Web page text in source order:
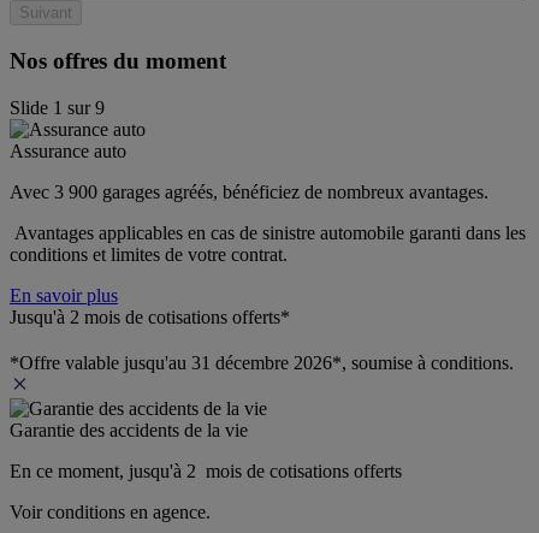
Suivant
Nos offres du moment
Slide 1 sur9
Assurance auto
Avec 3 900 garages agréés, bénéficiez de nombreux avantages.
Avantages applicables en cas de sinistre automobile garanti dans les
conditions et limites de votre contrat.
En savoir plus
Jusqu'à 2 mois de cotisations offerts*
*Offre valable jusqu'au 31 décembre 2026*, soumise à conditions.
Garantie des accidents de la vie
En ce moment, jusqu'à 2  mois de cotisations offerts
Voir conditions en agence.